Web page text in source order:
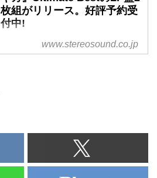
枚組がリリース。好評予約受
付中!
11月3日のレコードの日に合わ
せ、『魔法少女まどか☆マギカ』
www.stereosound.co.jp